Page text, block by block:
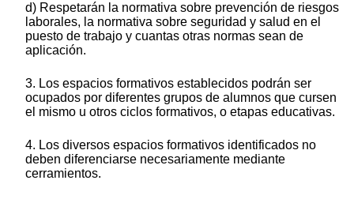
d) Respetarán la normativa sobre prevención de riesgos
laborales, la normativa sobre seguridad y salud en el
puesto de trabajo y cuantas otras normas sean de
aplicación.
3. Los espacios formativos establecidos podrán ser
ocupados por diferentes grupos de alumnos que cursen
el mismo u otros ciclos formativos, o etapas educativas.
4. Los diversos espacios formativos identificados no
deben diferenciarse necesariamente mediante
cerramientos.